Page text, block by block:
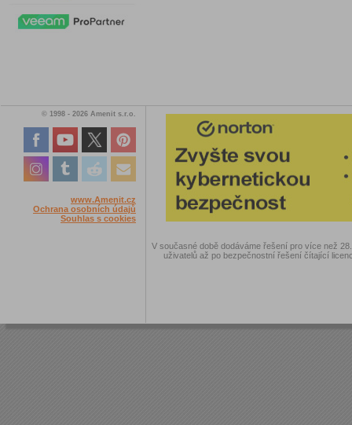
© 1998 - 2026 Amenit s.r.o.
www.Amenit.cz
Ochrana osobních údajů
Souhlas s cookies
V současné době dodáváme řešení pro více než
uživatelů až po bezpečnostní řešení čítající